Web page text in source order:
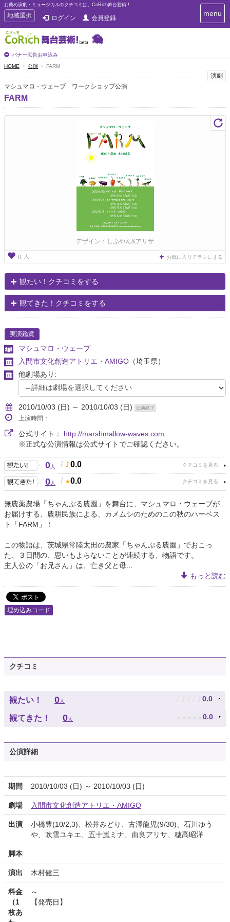
お薦め演劇・ミュージカルのクチコミは、CoRich舞台芸術！
T
o
g
g
e
n
a
v
i
g
地域選択 ログイン 会員登録
バナー広告お申込み
T
o
i
g
menu
HOME 公演 FARM
演劇
マシュマロ・ウェーブ ワークショップ公演
FARM
デザイン：しぶやん&アリサ
0 人 お気に入りチラシにする
観たい！クチコミをする
観てきた！クチコミをする
実演鑑賞
マシュマロ・ウェーブ
入間市文化創造アトリエ・AMIGO （埼玉県）
他劇場あり:
2010/10/03 (日) ～ 2010/10/03 (日) 公演終了
上演時間：
公式サイト： http://marshmallow-waves.com
※正式な公演情報は公式サイトでご確認ください。
0人 / 0.0
0人 / 0.0
無農薬農場「ちゃんぶる農園」を舞台に、マシュマロ・ウェーブが
お届けする、農耕民族による、カメムシのためのこの秋のハーベス
ト「FARM」！
この物語は、茨城県常陸太田の農家「ちゃんぷる農園」でおこっ
た、３日間の、思いもよらないことが連続する、物語です。
主人公の「お兄さん」は、亡き父と母...
もっと読む
埋め込みコード
クチコミ
観たい！ 0人 ♪ ♪ ♪ ♪ ♪ 0.0
観てきた！ 0人 ★ ★ ★ ★ ★ 0.0
公演詳細
期間 2010/10/03 (日) ～ 2010/10/03 (日)
劇場 入間市文化創造アトリエ・AMIGO
出演
小橋豊(10/2,3)、松井みどり、古澤龍児(9/30)、石川ゆう
や、吹雪ユキエ、五十嵐ミナ、由良アリサ、穂高昭洋
脚本
演出 木村健三
料金
（1
枚あ
～
【発売日】